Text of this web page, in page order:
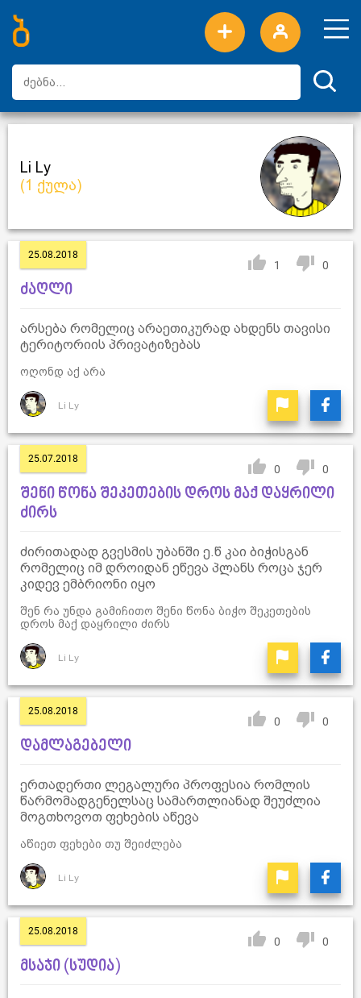
ახალი სიტყვები
ტოპ სიტყვები
დღის ტოპ სიტყვები
ტოპ მომხმარებლები
Li Ly
(1 ქულა)
25.08.2018
1 0
ძაღლი
არსება რომელიც არაეთიკურად ახდენს თავისი
ტერიტორიის პრივატიზებას
ოღონდ აქ არა
Li Ly
25.07.2018
0 0
შენი წონა შეკეთების დროს მაქ დაყრილი
ძირს
ძირითადად გვესმის უბანში ე.წ კაი ბიჭისგან
რომელიც იმ დროიდან ეწევა პლანს როცა ჯერ
კიდევ ემბრიონი იყო
შენ რა უნდა გამიჩითო შენი წონა ბიჭო შეკეთების
დროს მაქ დაყრილი ძირს
Li Ly
25.08.2018
0 0
დამლაგებელი
ერთადერთი ლეგალური პროფესია რომლის
წარმომადგენელსაც სამართლიანად შეუძლია
მოგთხოვოთ ფეხების აწევა
აწიეთ ფეხები თუ შეიძლება
Li Ly
25.08.2018
0 0
მსაჯი (სუდია)